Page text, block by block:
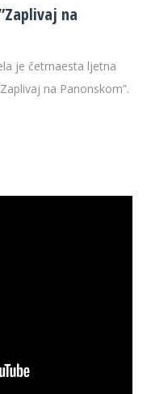
na
je četrnaesta ljetna
na Panonskom”.